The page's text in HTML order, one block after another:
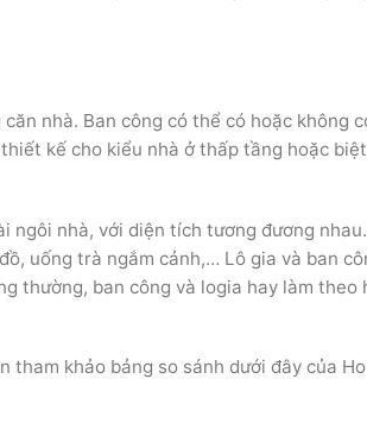
nhà. Ban công có thể có hoặc không
kế cho kiểu nhà ở thấp tầng hoặc
ngôi nhà, với diện tích tương đương
uống trà ngắm cảnh,… Lô gia và ban
thường, ban công và logia hay làm theo
khảo bảng so sánh dưới đây của